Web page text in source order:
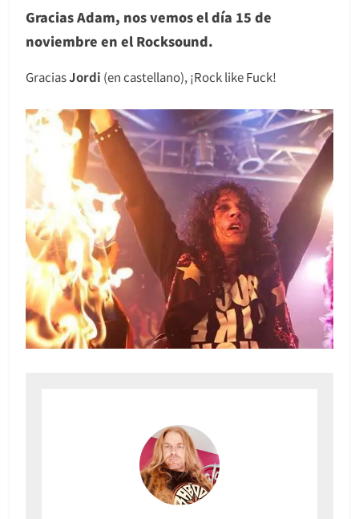
Gracias Adam, nos vemos el día 15 de
noviembre en el Rocksound.
GraciasJordi (en castellano), ¡Rock like Fuck!